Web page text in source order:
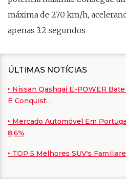
máxima de 270 km/h,
apenas 3.2 segundos
ÚLTIMAS NOTÍCIAS
‣ Nissan Qashqai E-POWER
E Conquist…
‣ Mercado Automóvel Em
8,6%
‣ TOP 5 Melhores SUV's